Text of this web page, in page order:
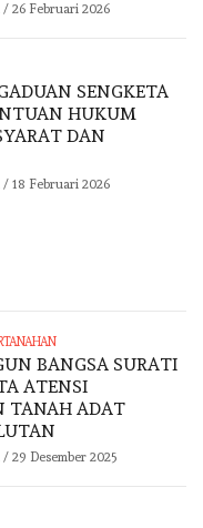
/ 26 Februari 2026
SENGKETA
HUKUM
DAN
/ 18 Februari 2026
BANGSA SURATI
ATENSI
TANAH ADAT
/ 29 Desember 2025